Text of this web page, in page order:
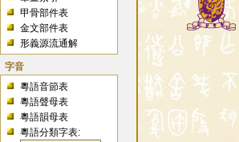
甲骨部件表
金文部件表
形義源流通解
字音
粵語音節表
粵語聲母表
粵語韻母表
粵語分類字表: